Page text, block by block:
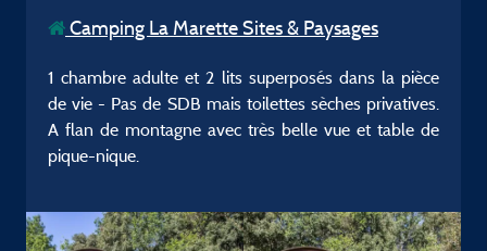
Camping La Marette Sites & Paysages
1 chambre adulte et 2 lits superposés dans la pièce
de vie - Pas de SDB mais toilettes sèches privatives.
A flan de montagne avec très belle vue et table de
pique-nique.